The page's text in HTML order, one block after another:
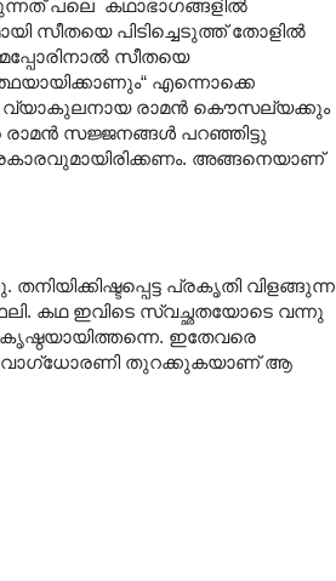
പലെ കഥാഭാഗങ്ങളിൽ
സീതയെ പിടിച്ചെടുത്ത് തോളില്‍
സീതയെ
എന്നൊക്കെ
വ്യാകുലനായ രാമൻ കൌസല്യക്കും
രാമന്‍ സജ്ജനങ്ങള്‍ പറഞ്ഞിട്ടു
അങ്ങനെയാണ്
പ്രകൃതി വിളങ്ങുന്ന
കഥ ഇവിടെ സ്വച്ഛതയോടെ വന്നു
ഇതേവരെ
വാഗ്ധോരണി തുറക്കുകയാണ് ആ